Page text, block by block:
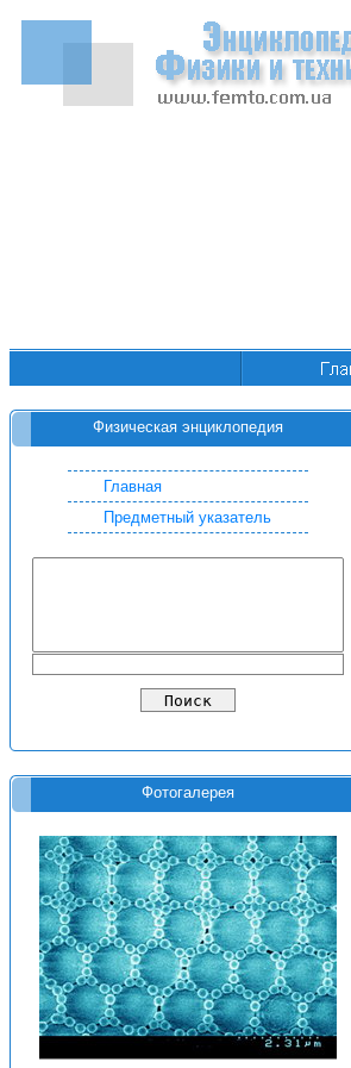
Физическая энциклопедия
Главная
Предметный указатель
Фотогалерея